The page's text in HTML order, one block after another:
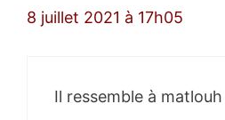
8 juillet 2021 à 17h05
Il ressemble à